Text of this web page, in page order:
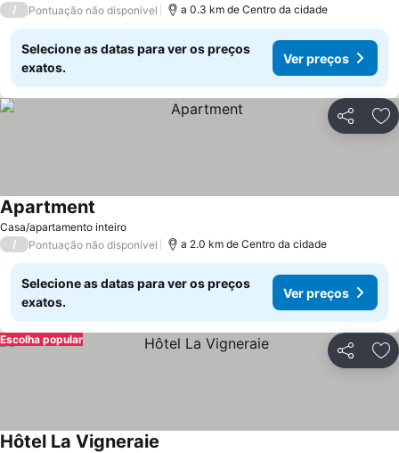
/ Pontuação não disponível a 0.3 km de Centro da cidade
Selecione as datas para ver os preços
exatos.
Ver preços
Partilhar
Casa/apartamento inteiro
Apartment
/ Pontuação não disponível a 2.0 km de Centro da cidade
Selecione as datas para ver os preços
exatos.
Ver preços
Partilhar
Escolha popular
Hôtel La Vigneraie